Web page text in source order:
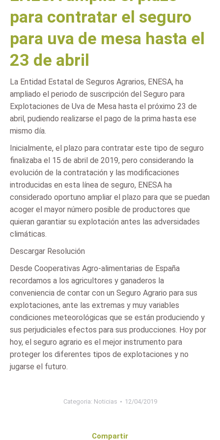
para contratar el seguro
para uva de mesa hasta el
23 de abril
La Entidad Estatal de Seguros Agrarios, ENESA, ha
ampliado el periodo de suscripción del Seguro para
Explotaciones de Uva de Mesa hasta el próximo 23 de
abril, pudiendo realizarse el pago de la prima hasta ese
mismo día.
Inicialmente, el plazo para contratar este tipo de seguro
finalizaba el 15 de abril de 2019, pero considerando la
evolución de la contratación y las modificaciones
introducidas en esta línea de seguro, ENESA ha
considerado oportuno ampliar el plazo para que se puedan
acoger el mayor número posible de productores que
quieran garantiar su explotación antes las adversidades
climáticas.
Descargar Resolución
Desde Cooperativas Agro-alimentarias de España
recordamos a los agricultores y ganaderos la
conveniencia de contar con un Seguro Agrario para sus
explotaciones, ante las extremas y muy variables
condiciones meteorológicas que se están produciendo y
sus perjudiciales efectos para sus producciones. Hoy por
hoy, el seguro agrario es el mejor instrumento para
proteger los diferentes tipos de explotaciones y no
jugarse el futuro.
Categoria: Noticias 12/04/2019
Compartir